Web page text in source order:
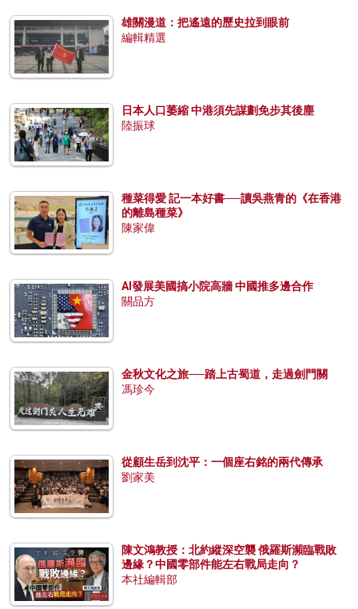
雄關漫道：把遙遠的歷史拉到眼前
編輯精選
日本人口萎縮 中港須先謀劃免步其後塵
陸振球
種菜得愛 記一本好書──讀吳燕青的《在香港
的離島種菜》
陳家偉
AI發展美國搞小院高牆 中國推多邊合作
關品方
金秋文化之旅──踏上古蜀道，走過劍門關
馮珍今
從顧生岳到沈平：一個座右銘的兩代傳承
劉家美
陳文鴻教授：北約縱深空襲 俄羅斯瀕臨戰敗
邊緣？中國零部件能左右戰局走向？
本社編輯部